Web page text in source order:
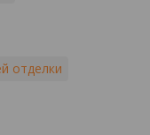
отделки